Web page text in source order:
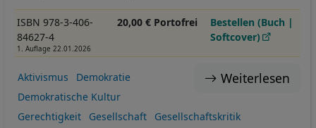
ISBN 978-3-406-
84627-4
1. Auflage 22.01.2026
20,00 € Portofrei
Bestellen (Buch |
Softcover)
Weiterlesen
Aktivismus
Demokratie
Demokratische Kultur
Gerechtigkeit
Gesellschaft
Gesellschaftskritik